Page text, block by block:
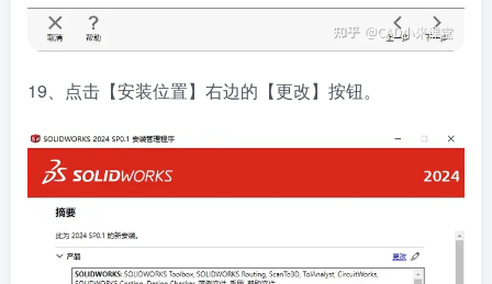
19、点击【安装位置】右边的【更改】按钮。